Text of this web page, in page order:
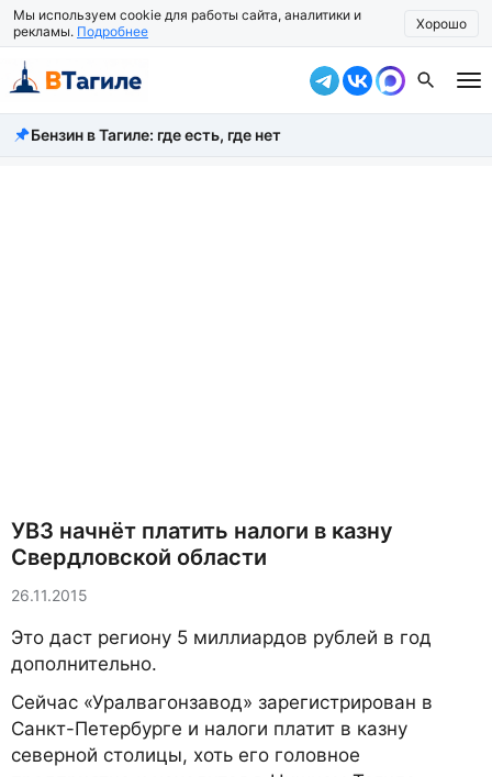
Мы используем cookie для работы сайта, аналитики и
рекламы. Подробнее Хорошо
Все новости
Бензин в Тагиле: где есть, где нет
УВЗ начнёт платить налоги в казну
Свердловской области
26.11.2015
Это даст региону 5 миллиардов рублей в год
дополнительно.
Сейчас «Уралвагонзавод» зарегистрирован в
Санкт-Петербурге и налоги платит в казну
северной столицы, хоть его головное